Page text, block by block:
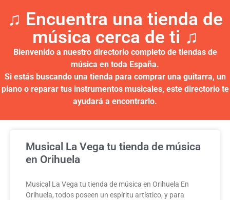
♫ Encuentra una tienda de
música cerca de ti ♫​
Bienvenido a nuestro directorio completo de tiendas de
música en toda España.
Si estás buscando una tienda para comprar una guitarra, un
piano o reparar tus instrumentos musicales, este directorio te
ayudará a encontrarlo.
Musical La Vega tu tienda de música
en Orihuela
Musical La Vega tu tienda de música en Orihuela En
Orihuela, todos poseen un espíritu artístico, y para